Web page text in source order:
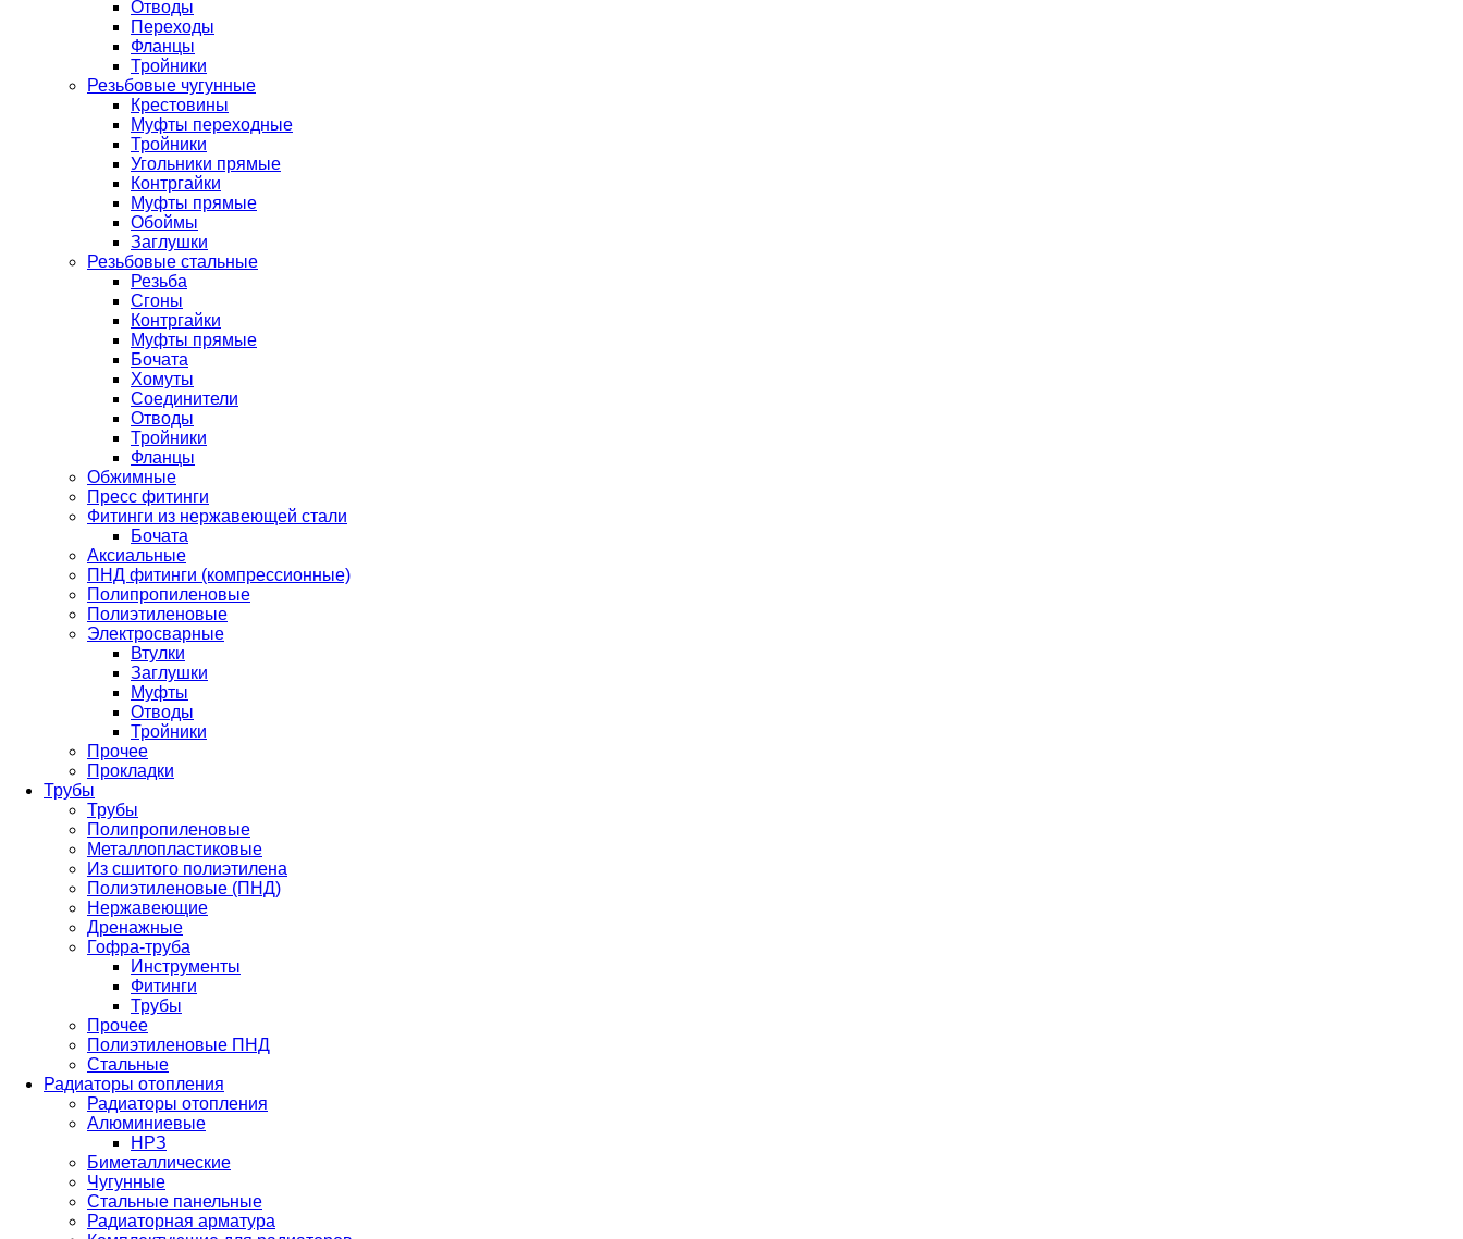
Отводы
Переходы
Фланцы
Тройники
Резьбовые чугунные
Крестовины
Муфты переходные
Тройники
Угольники прямые
Контргайки
Муфты прямые
Обоймы
Заглушки
Резьбовые стальные
Резьба
Сгоны
Контргайки
Муфты прямые
Бочата
Хомуты
Соединители
Отводы
Тройники
Фланцы
Обжимные
Пресс фитинги
Фитинги из нержавеющей стали
Бочата
Аксиальные
ПНД фитинги (компрессионные)
Полипропиленовые
Полиэтиленовые
Электросварные
Втулки
Заглушки
Муфты
Отводы
Тройники
Прочее
Прокладки
Трубы
Трубы
Полипропиленовые
Металлопластиковые
Из сшитого полиэтилена
Полиэтиленовые (ПНД)
Нержавеющие
Дренажные
Гофра-труба
Инструменты
Фитинги
Трубы
Прочее
Полиэтиленовые ПНД
Стальные
Радиаторы отопления
Радиаторы отопления
Алюминиевые
НРЗ
Биметаллические
Чугунные
Стальные панельные
Радиаторная арматура